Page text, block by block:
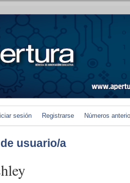
sesión Registrarse Números
usuario/a